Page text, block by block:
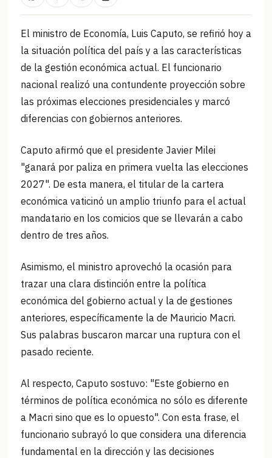
El ministro de Economía, Luis Caputo, se refirió hoy a
la situación política del país y a las características
de la gestión económica actual. El funcionario
nacional realizó una contundente proyección sobre
las próximas elecciones presidenciales y marcó
diferencias con gobiernos anteriores.
Caputo afirmó que el presidente Javier Milei
"ganará por paliza en primera vuelta las elecciones
2027". De esta manera, el titular de la cartera
económica vaticinó un amplio triunfo para el actual
mandatario en los comicios que se llevarán a cabo
dentro de tres años.
Asimismo, el ministro aprovechó la ocasión para
trazar una clara distinción entre la política
económica del gobierno actual y la de gestiones
anteriores, específicamente la de Mauricio Macri.
Sus palabras buscaron marcar una ruptura con el
pasado reciente.
Al respecto, Caputo sostuvo: "Este gobierno en
términos de política económica no sólo es diferente
a Macri sino que es lo opuesto". Con esta frase, el
funcionario subrayó lo que considera una diferencia
fundamental en la dirección y las decisiones